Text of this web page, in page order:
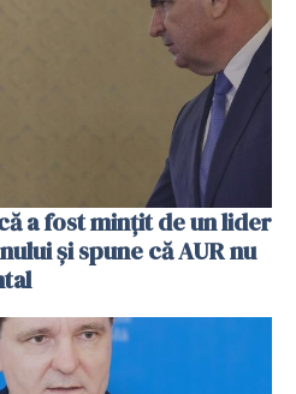
a fost mințit de un lider
și spune că AUR nu